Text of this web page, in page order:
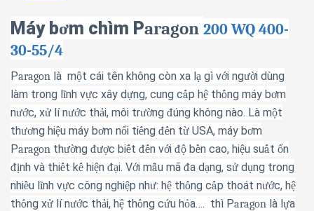
Máy bơm chìm Paragon 200 WQ 400-
30-55/4
Paragon là một cái tên không còn xa lạ gì với người dùng
làm trong lĩnh vực xây dựng, cung cấp hệ thống máy bơm
nước, xử línước thải, môi trường đúng không nào. Là một
thương hiệu máy bơm nổi tiếng đến từ USA, máy bơm
Paragon thường được biết đến với độ bền cao, hiệu suất ổn
định và thiết kế hiện đại. Với mẫu mã đa dạng, sử dụng trong
nhiều lĩnh vực công nghiệp như: hệ thống cấp thoát nước, hệ
thống xử línước thải, hệ thống cứu hỏa…. thì Paragon là lựa